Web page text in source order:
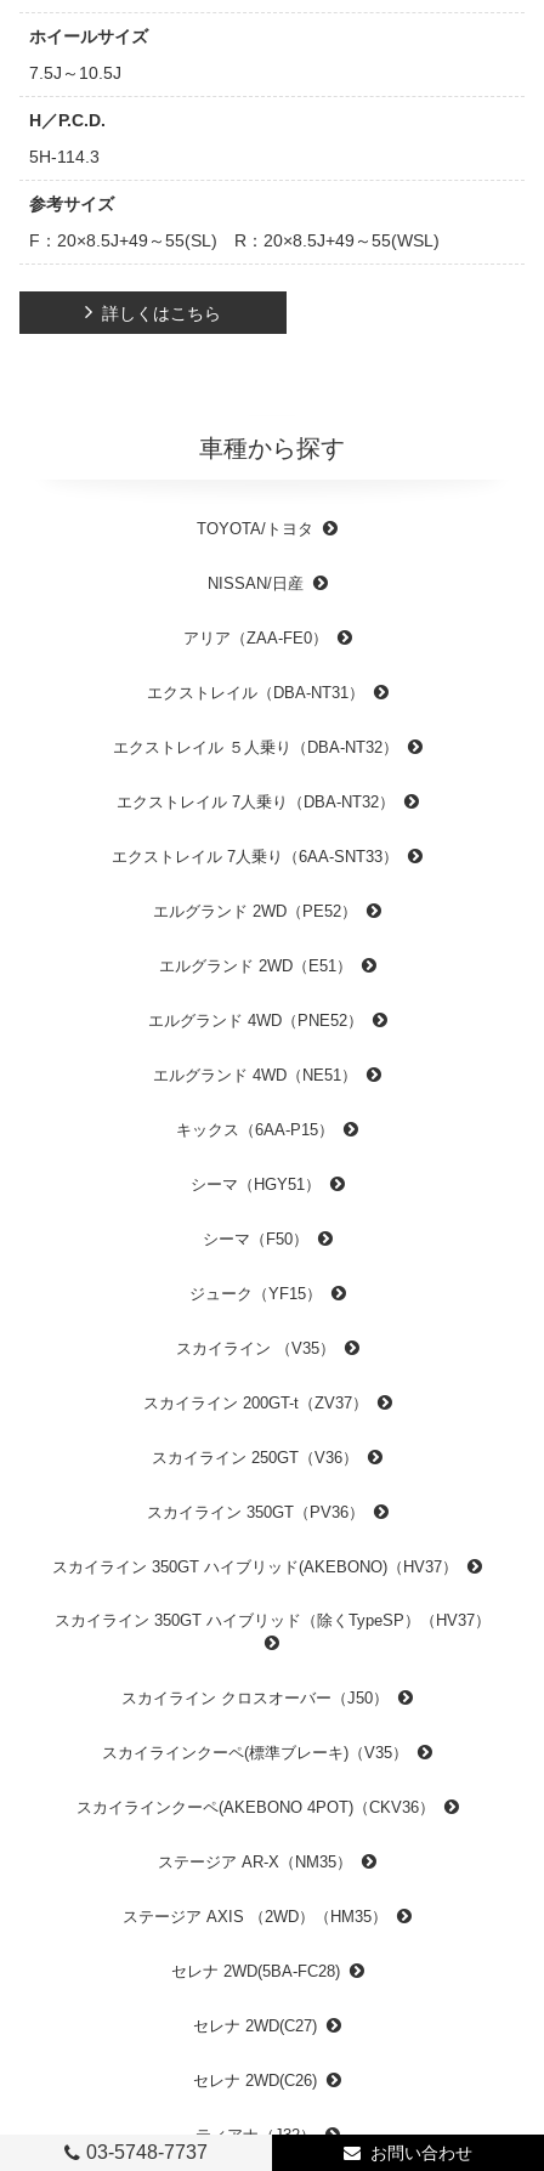
03-5748-7737 お問い合わせ
ホイールサイズ
7.5J～10.5J
H／P.C.D.
5H-114.3
参考サイズ
F：20×8.5J+49～55(SL) R：20×8.5J+49～55(WSL)
詳しくはこちら
車種から探す
TOYOTA/トヨタ
NISSAN/日産
アリア（ZAA-FE0）
エクストレイル（DBA-NT31）
エクストレイル ５人乗り（DBA-NT32）
エクストレイル 7人乗り（DBA-NT32）
エクストレイル 7人乗り（6AA-SNT33）
エルグランド 2WD（PE52）
エルグランド 2WD（E51）
エルグランド 4WD（PNE52）
エルグランド 4WD（NE51）
キックス（6AA-P15）
シーマ（HGY51）
シーマ（F50）
ジューク（YF15）
スカイライン （V35）
スカイライン 200GT-t（ZV37）
スカイライン 250GT（V36）
スカイライン 350GT（PV36）
スカイライン 350GT ハイブリッド(AKEBONO)（HV37）
スカイライン 350GT ハイブリッド（除くTypeSP）（HV37）
スカイライン クロスオーバー（J50）
スカイラインクーペ(標準ブレーキ)（V35）
スカイラインクーペ(AKEBONO 4POT)（CKV36）
ステージア AR-X（NM35）
ステージア AXIS （2WD）（HM35）
セレナ 2WD(5BA-FC28)
セレナ 2WD(C27)
セレナ 2WD(C26)
ティアナ（J32）